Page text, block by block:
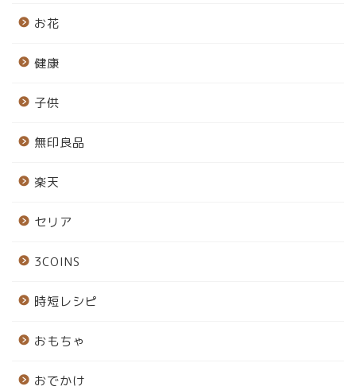
お花
健康
子供
無印良品
楽天
セリア
3COINS
時短レシピ
おもちゃ
おでかけ